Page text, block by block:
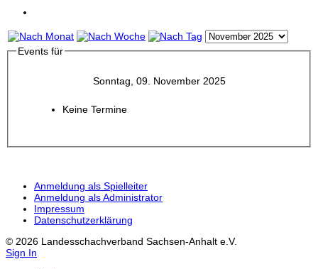
Events für
Sonntag, 09. November 2025
Keine Termine
Anmeldung als Spielleiter
Anmeldung als Administrator
Impressum
Datenschutzerklärung
© 2026 Landesschachverband Sachsen-Anhalt e.V.
Sign In